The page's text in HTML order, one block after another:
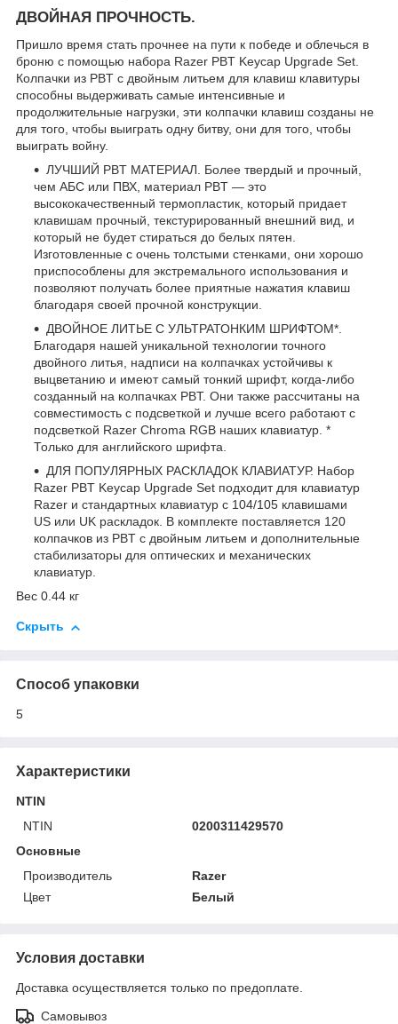
ДВОЙНАЯ ПРОЧНОСТЬ.
Пришло время стать прочнее на пути к победе и облечься в
броню с помощью набора Razer PBT Keycap Upgrade Set.
Колпачки из PBT с двойным литьем для клавиш клавитуры
способны выдерживать самые интенсивные и
продолжительные нагрузки, эти колпачки клавиш созданы не
для того, чтобы выиграть одну битву, они для того, чтобы
выиграть войну.
ЛУЧШИЙ PBT МАТЕРИАЛ. Более твердый и прочный,
чем АБС или ПВХ, материал PBT — это
высококачественный термопластик, который придает
клавишам прочный, текстурированный внешний вид, и
который не будет стираться до белых пятен.
Изготовленные с очень толстыми стенками, они хорошо
приспособлены для экстремального использования и
позволяют получать более приятные нажатия клавиш
благодаря своей прочной конструкции.
ДВОЙНОЕ ЛИТЬЕ С УЛЬТРАТОНКИМ ШРИФТОМ*.
Благодаря нашей уникальной технологии точного
двойного литья, надписи на колпачках устойчивы к
выцветанию и имеют самый тонкий шрифт, когда-либо
созданный на колпачках PBT. Они также рассчитаны на
совместимость с подсветкой и лучше всего работают с
подсветкой Razer Chroma RGB наших клавиатур. *
Только для английского шрифта.
ДЛЯ ПОПУЛЯРНЫХ РАСКЛАДОК КЛАВИАТУР. Набор
Razer PBT Keycap Upgrade Set подходит для клавиатур
Razer и стандартных клавиатур с 104/105 клавишами
US или UK раскладок. В комплекте поставляется 120
колпачков из PBT с двойным литьем и дополнительные
стабилизаторы для оптических и механических
клавиатур.
Вес 0.44 кг
Скрыть
Способ упаковки
5
Характеристики
NTIN
NTIN
0200311429570
Основные
Производитель
Razer
Цвет
Белый
Условия доставки
Доставка осуществляется только по предоплате.
Самовывоз